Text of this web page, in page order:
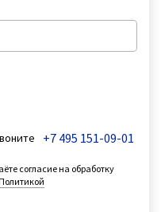
+7 495 151-09-01
согласие на обработку